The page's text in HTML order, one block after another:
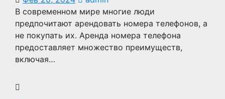
В современном мире многие люди
предпочитают арендовать номера телефонов, а
не покупать их. Аренда номера телефона
предоставляет множество преимуществ,
включая…